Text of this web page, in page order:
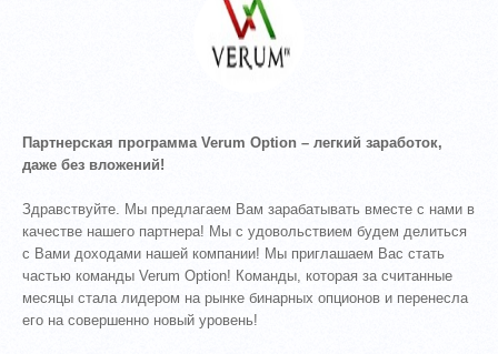
Партнерская программа Verum Option – легкий заработок,
даже без вложений!
Здравствуйте. Мы предлагаем Вам зарабатывать вместе с нами в
качестве нашего партнера! Мы с удовольствием будем делиться
с Вами доходами нашей компании! Мы приглашаем Вас стать
частью команды Verum Option! Команды, которая за считанные
месяцы стала лидером на рынке бинарных опционов и перенесла
его на совершенно новый уровень!